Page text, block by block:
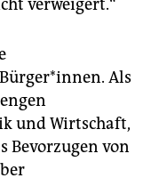
verweigert.“
Als
und Wirtschaft,
Bevorzugen von